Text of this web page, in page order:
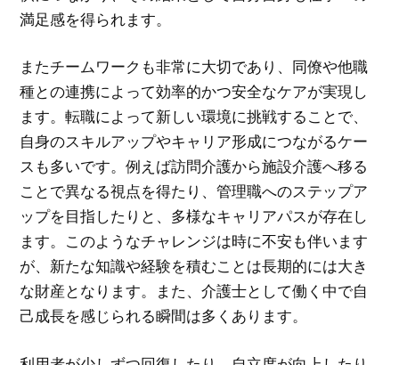
満足感を得られます。
またチームワークも非常に大切であり、同僚や他職
種との連携によって効率的かつ安全なケアが実現し
ます。転職によって新しい環境に挑戦することで、
自身のスキルアップやキャリア形成につながるケー
スも多いです。例えば訪問介護から施設介護へ移る
ことで異なる視点を得たり、管理職へのステップア
ップを目指したりと、多様なキャリアパスが存在し
ます。このようなチャレンジは時に不安も伴います
が、新たな知識や経験を積むことは長期的には大き
な財産となります。また、介護士として働く中で自
己成長を感じられる瞬間は多くあります。